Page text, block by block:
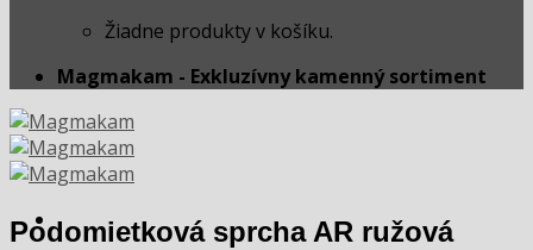
Žiadne produkty v košíku.
Magmakam - Exkluzívny kamenný sortiment
Podomietková sprcha AR ružová